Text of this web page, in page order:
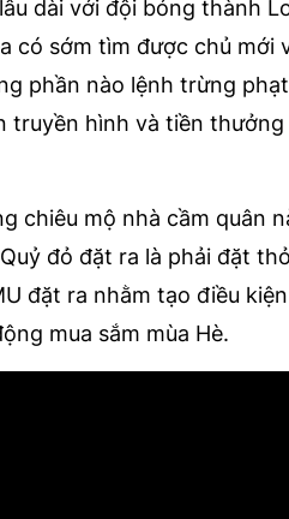
dài với đội bóng thành
có sớm tìm được chủ mới
phần nào lệnh trừng
truyền hình và tiền
chiêu mộ nhà cầm quân
đỏ đặt ra là phải đặt
đặt ra nhằm tạo điều
mua sắm mùa Hè.